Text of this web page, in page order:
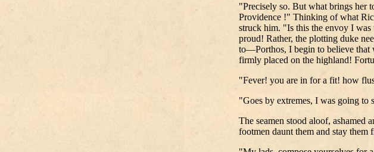
"Precisely so. But what brings
Providence !" Thinking of what
struck him. "Is this the envoy I was
proud! Rather, the plotting duke
to—Porthos, I begin to believe that
firmly placed on the highland!
"Fever! you are in for a fit! how
"Goes by extremes, I was going to
The seamen stood aloof, ashamed
footmen daunt them and stay them